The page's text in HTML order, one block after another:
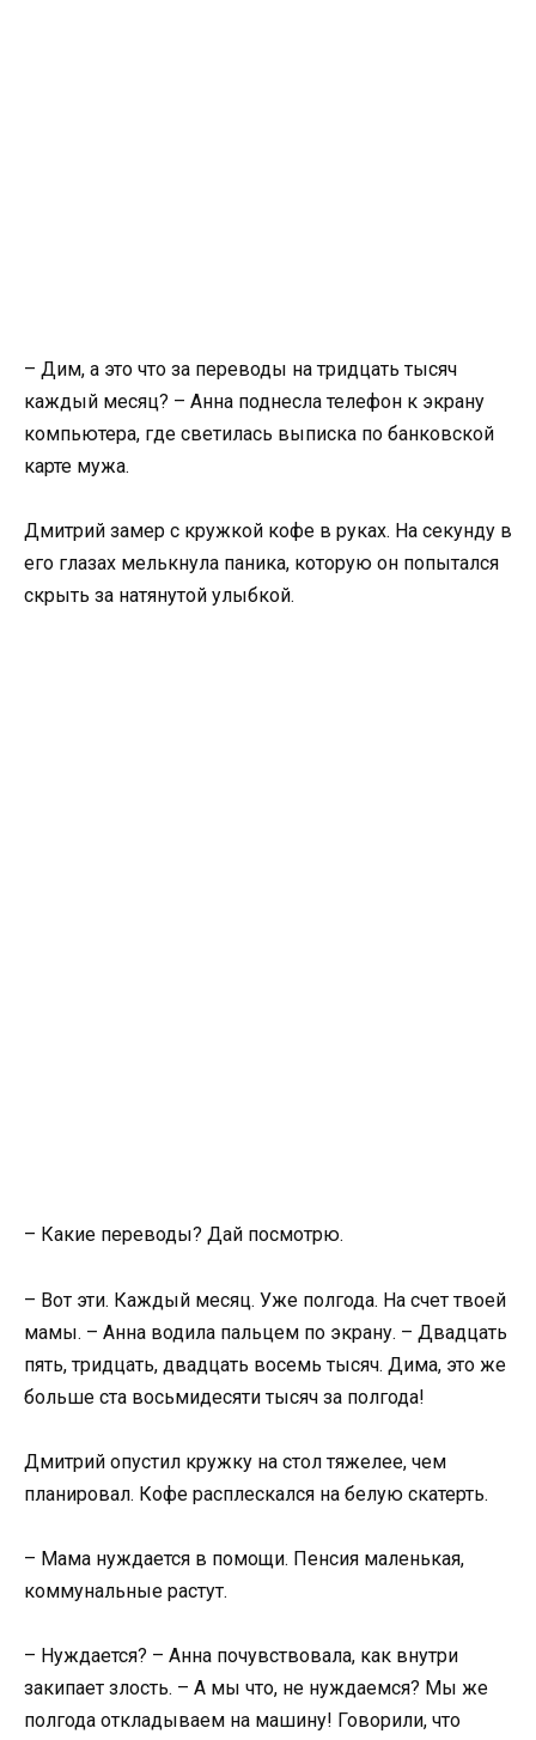
– Дим, а это что за переводы на тридцать тысяч
каждый месяц? – Анна поднесла телефон к экрану
компьютера, где светилась выписка по банковской
карте мужа.
Дмитрий замер с кружкой кофе в руках. На секунду в
его глазах мелькнула паника, которую он попытался
скрыть за натянутой улыбкой.
– Какие переводы? Дай посмотрю.
– Вот эти. Каждый месяц. Уже полгода. На счет твоей
мамы. – Анна водила пальцем по экрану. – Двадцать
пять, тридцать, двадцать восемь тысяч. Дима, это же
больше ста восьмидесяти тысяч за полгода!
Дмитрий опустил кружку на стол тяжелее, чем
планировал. Кофе расплескался на белую скатерть.
– Мама нуждается в помощи. Пенсия маленькая,
коммунальные растут.
– Нуждается? – Анна почувствовала, как внутри
закипает злость. – А мы что, не нуждаемся? Мы же
полгода откладываем на машину! Говорили, что